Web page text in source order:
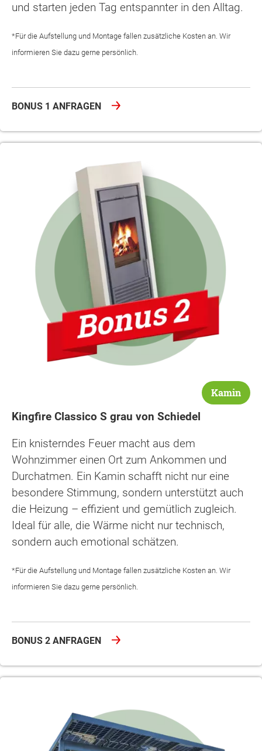
und starten jeden Tag entspannter in den Alltag.
*Für die Aufstellung und Montage fallen zusätzliche Kosten an. Wir
informieren Sie dazu gerne persönlich.
BONUS 1 ANFRAGEN
Kamin
Kingfire Classico S grau von Schiedel
Ein knisterndes Feuer macht aus dem
Wohnzimmer einen Ort zum Ankommen und
Durchatmen. Ein Kamin schafft nicht nur eine
besondere Stimmung, sondern unterstützt auch
die Heizung – effizient und gemütlich zugleich.
Ideal für alle, die Wärme nicht nur technisch,
sondern auch emotional schätzen.
*Für die Aufstellung und Montage fallen zusätzliche Kosten an. Wir
informieren Sie dazu gerne persönlich.
BONUS 2 ANFRAGEN